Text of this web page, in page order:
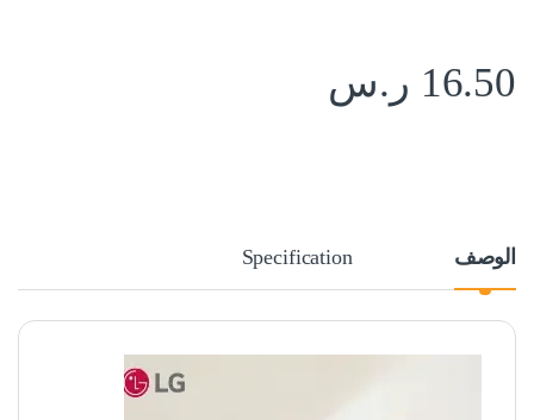
16.50 ر.س
الوصف Specification